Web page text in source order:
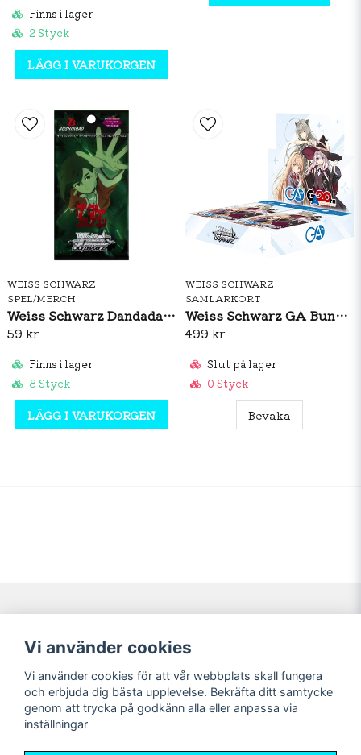
Finns i lager
2 Styck
LÄGG I VARUKORGEN
WEISS SCHWARZ
SPEL/MERCH
Weiss Schwarz Dandadan Vol.2 Booster Pack
59 kr
Finns i lager
8 Styck
LÄGG I VARUKORGEN
WEISS SCHWARZ
SAMLARKORT
Weiss Schwarz GA Bunko Booster Box (JP)
499 kr
Slut på lager
0 Styck
Bevaka
Navigering
Nyheter!
Förbeställning
Mitt konto
Logga in
Registrera dig
Glömt lösenord?
Sociala medier
Vi använder cookies
Vi använder cookies för att vår webbplats skall fungera
och erbjuda dig bästa upplevelse. Bekräfta ditt samtycke
genom att trycka på godkänn alla eller anpassa via
inställningar